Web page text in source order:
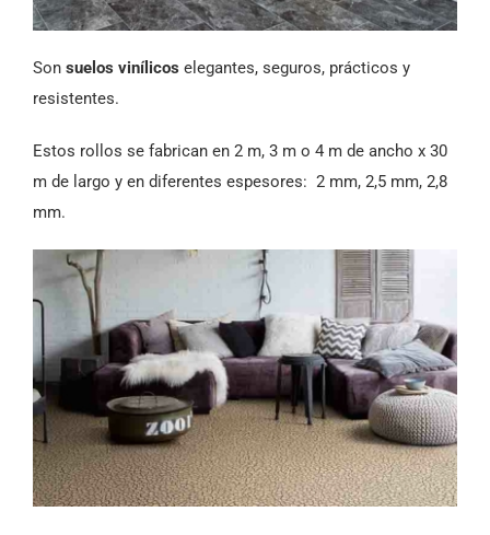
Son suelos vinílicos elegantes, seguros, prácticos y
resistentes.
Estos rollos se fabrican en 2 m, 3 m o 4 m de ancho x 30
m de largo y en diferentes espesores: 2 mm, 2,5 mm, 2,8
mm.